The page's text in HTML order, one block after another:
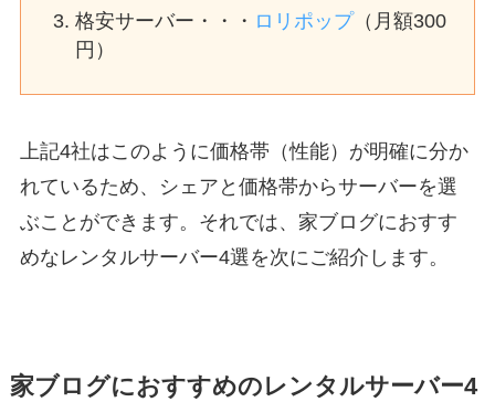
格安サーバー・・・ ロリポップ（月額300
円）
上記4社はこのように価格帯（性能）が明確に分か
れているため、シェアと価格帯からサーバーを選
ぶことができます。それでは、家ブログにおすす
めなレンタルサーバー4選を次にご紹介します。
家ブログにおすすめのレンタルサーバー4